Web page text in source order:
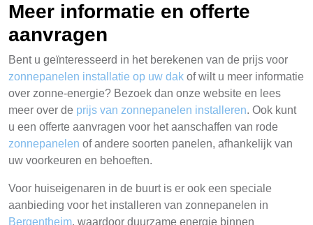
Meer informatie en offerte
aanvragen
Bent u geïnteresseerd in het berekenen van de prijs voor
zonnepanelen installatie op uw dak of wilt u meer informatie
over zonne-energie? Bezoek dan onze website en lees
meer over de prijs van zonnepanelen installeren. Ook kunt
u een offerte aanvragen voor het aanschaffen van rode
zonnepanelen of andere soorten panelen, afhankelijk van
uw voorkeuren en behoeften.
Voor huiseigenaren in de buurt is er ook een speciale
aanbieding voor het installeren van zonnepanelen in
Bergentheim, waardoor duurzame energie binnen